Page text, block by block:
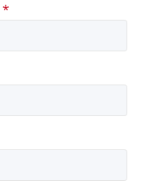
*